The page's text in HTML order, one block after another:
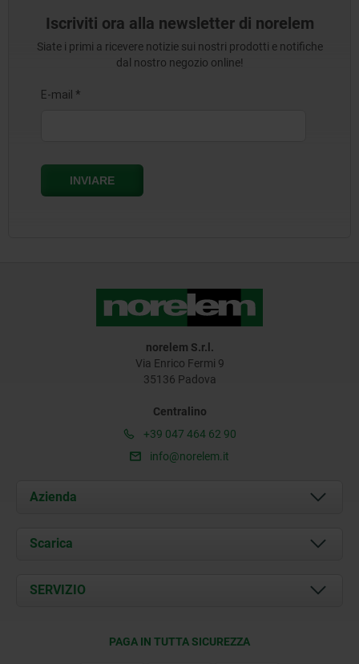
Iscriviti ora alla newsletter di norelem
Siate i primi a ricevere notizie sui nostri prodotti e notifiche
dal nostro negozio online!
norelem S.r.l.
Via Enrico Fermi 9
35136 Padova
Centralino
+39 047 464 62 90
info@norelem.it
Azienda
Chi siamo
Contatti
Scarica
Documents
SERVIZIO
PAGA IN TUTTA SICUREZZA